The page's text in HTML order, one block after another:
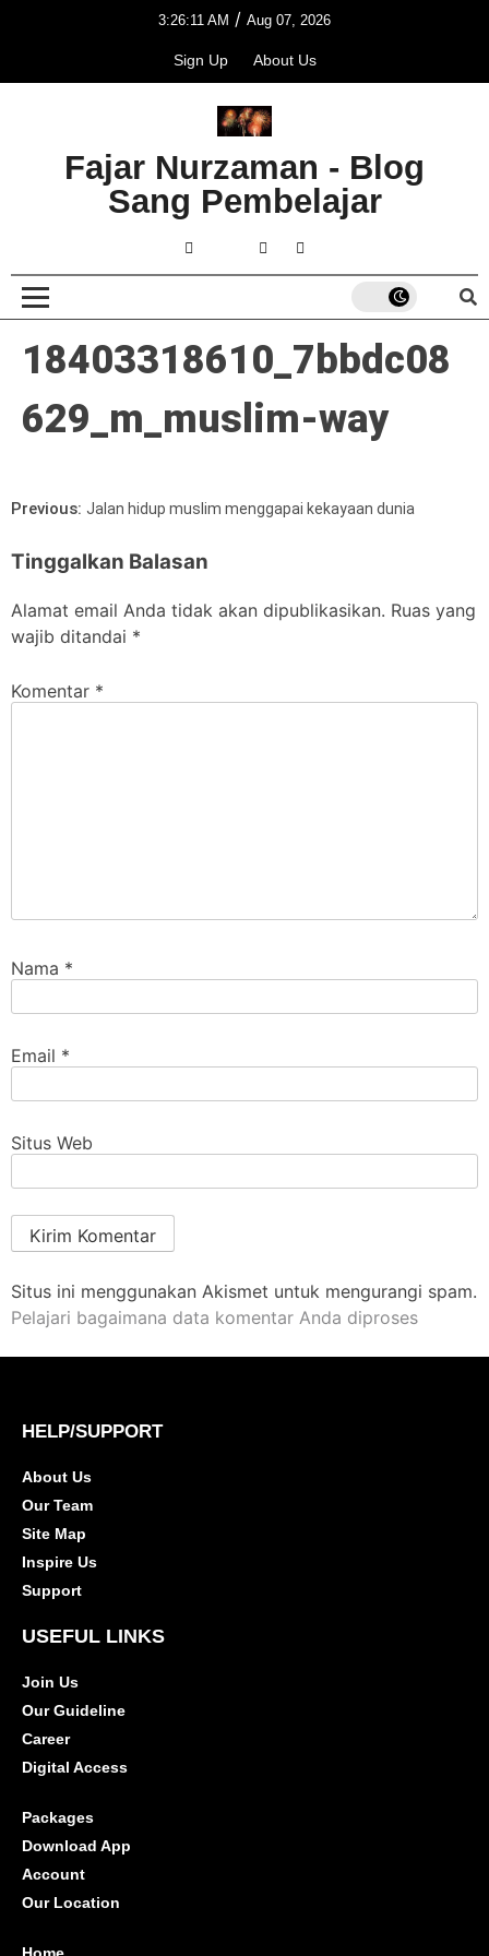
3:26:11 AM / Aug 07, 2026
Sign Up About Us
Fajar Nurzaman - Blog
Sang Pembelajar
18403318610_7bbdc08
629_m_muslim-way
Previous: Jalan hidup muslim menggapai kekayaan dunia
Tinggalkan Balasan
Alamat email Anda tidak akan dipublikasikan. Ruas yang
wajib ditandai *
Komentar *
Nama *
Email *
Situs Web
Situs ini menggunakan Akismet untuk mengurangi spam.
Pelajari bagaimana data komentar Anda diproses
HELP/SUPPORT
About Us
Our Team
Site Map
Inspire Us
Support
USEFUL LINKS
Join Us
Our Guideline
Career
Digital Access
Packages
Download App
Account
Our Location